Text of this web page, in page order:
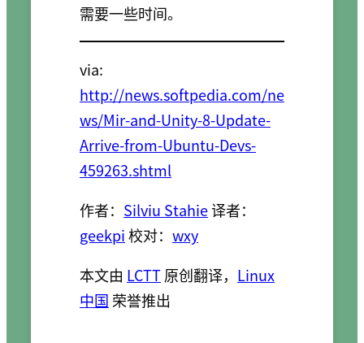
需要一些时间。
via:
http://news.softpedia.com/ne
ws/Mir-and-Unity-8-Update-
Arrive-from-Ubuntu-Devs-
459263.shtml
作者： Silviu Stahie译者：
geekpi校对： wxy
本文由 LCTT原创翻译， Linux
中国 荣誉推出